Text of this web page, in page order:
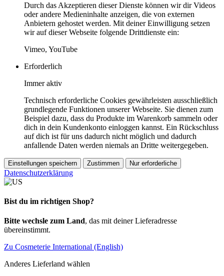
Durch das Akzeptieren dieser Dienste können wir dir Videos
oder andere Medieninhalte anzeigen, die von externen
Anbietern gehostet werden. Mit deiner Einwilligung setzen
wir auf dieser Webseite folgende Drittdienste ein:
Vimeo, YouTube
Erforderlich
Immer aktiv
Technisch erforderliche Cookies gewährleisten ausschließlich
grundlegende Funktionen unserer Webseite. Sie dienen zum
Beispiel dazu, dass du Produkte im Warenkorb sammeln oder
dich in dein Kundenkonto einloggen kannst. Ein Rückschluss
auf dich ist für uns dadurch nicht möglich und dadurch
anfallende Daten werden niemals an Dritte weitergegeben.
Einstellungen speichern Zustimmen Nur erforderliche
Datenschutzerklärung
Bist du im richtigen Shop?
Bitte wechsle zum Land, das mit deiner Lieferadresse
übereinstimmt.
Zu Cosmeterie International (English)
Anderes Lieferland wählen